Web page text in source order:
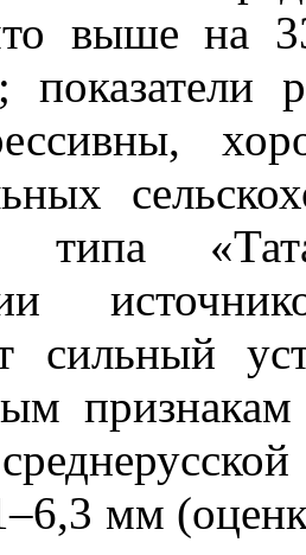
выше на
типа
сильный
мм